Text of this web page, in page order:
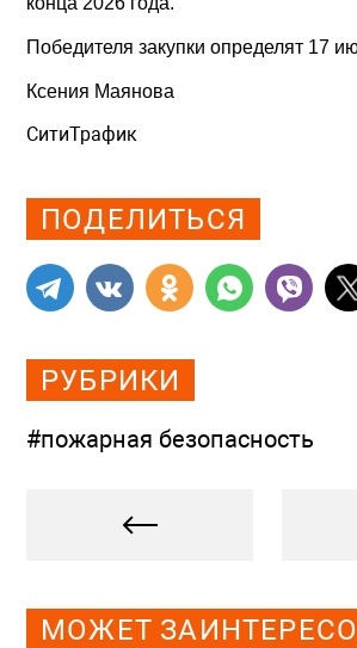
Победителя закупки определят 17
Ксения Маянова
СитиТрафик
ПОДЕЛИТЬСЯ
РУБРИКИ
#пожарная безопасность
МОЖЕТ